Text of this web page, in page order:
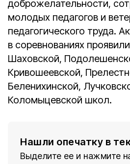
доброжелательности,
молодых педагогов и
педагогического труда.
в соревнованиях
Шаховской,
Кривошеевской,
Беленихинской,
Коломыцевской школ.
Нашли опечатку в
Выделите ее и нажмите